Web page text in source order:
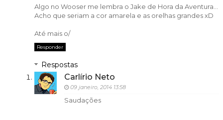
Algo no Wooser me lembra o Jake de Hora da Aventura...
Acho que seriam a cor amarela e as orelhas grandes xD
Até mais o/
Responder
Respostas
Carlírio Neto
09 janeiro, 2014 13:58
Saudações